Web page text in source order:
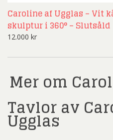
Caroline af Ugglas – Vit
skulptur i 360° – Slutsåld
12.000 kr
Mer om
Tavlor av
Ugglas